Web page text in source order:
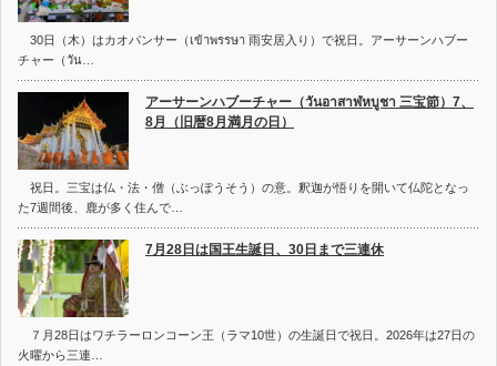
30日（木）はカオパンサー（เข้าพรรษา 雨安居入り）で祝日。アーサーンハブー
チャー（วัน…
アーサーンハブーチャー（วันอาสาฬหบูชา 三宝節）7、
8月（旧暦8月満月の日）
祝日。三宝は仏・法・僧（ぶっぽうそう）の意。釈迦が悟りを開いて仏陀となっ
た7週間後、鹿が多く住んで…
7月28日は国王生誕日、30日まで三連休
７月28日はワチラーロンコーン王（ラマ10世）の生誕日で祝日。2026年は27日の
火曜から三連…